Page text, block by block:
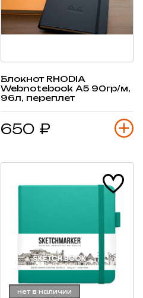
Блокнот RHODIA
Webnotebook А5 90гр/м,
96л, переплет
650 ₽
нет в наличии